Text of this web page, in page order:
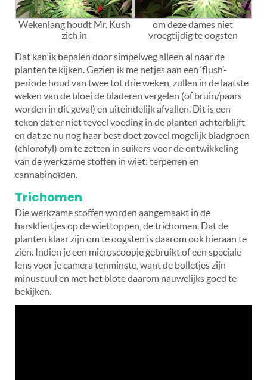
Wekenlang houdt Mr. Kush
zich in
om deze dames niet
vroegtijdig te oogsten
Dat kan ik bepalen door simpelweg alleen al naar de
planten te kijken. Gezien ik me netjes aan een ‘flush’-
periode houd van twee tot drie weken, zullen in de laatste
weken van de bloei de bladeren vergelen (of bruin/paars
worden in dit geval) en uiteindelijk afvallen. Dit is een
teken dat er niet teveel voeding in de planten achterblijft
en dat ze nu nog haar best doet zoveel mogelijk bladgroen
(chlorofyl) om te zetten in suikers voor de ontwikkeling
van de werkzame stoffen in wiet: terpenen en
cannabinoïden.
Trichomen
Die werkzame stoffen worden aangemaakt in de
harskliertjes op de wiettoppen, de trichomen. Dat de
planten klaar zijn om te oogsten is daarom ook hieraan te
zien. Indien je een microscoopje gebruikt of een speciale
lens voor je camera tenminste, want de bolletjes zijn
minuscuul en met het blote daarom nauwelijks goed te
bekijken.